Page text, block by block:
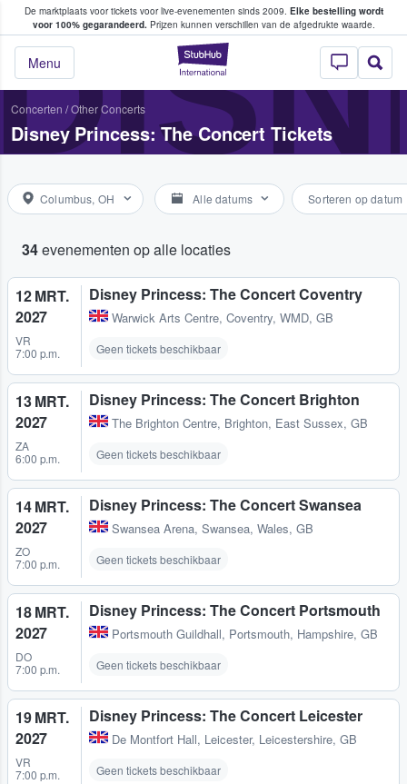
De marktplaats voor tickets voor live-evenementen sinds 2009. Elke bestelling wordt
voor 100% gegarandeerd.Prijzen kunnen verschillen van de afgedrukte waarde.
StubHub: waar
Menu
tickets kopen en verkopen
Concerten /Other Concerts
Disney Princess: The Concert Tickets
Columbus, OH Alle datums Sorteren op datum
34evenementen op alle locaties
12 MRT.
2027
VR
7:00 p.m.
Disney Princess: The Concert Coventry
Warwick Arts Centre, Coventry, WMD, GB
Geen tickets beschikbaar
13 MRT.
2027
ZA
6:00 p.m.
Disney Princess: The Concert Brighton
The Brighton Centre, Brighton, East Sussex, GB
Geen tickets beschikbaar
14 MRT.
2027
ZO
7:00 p.m.
Disney Princess: The Concert Swansea
Swansea Arena, Swansea, Wales, GB
Geen tickets beschikbaar
18 MRT.
2027
DO
7:00 p.m.
Disney Princess: The Concert Portsmouth
Portsmouth Guildhall, Portsmouth, Hampshire, GB
Geen tickets beschikbaar
19 MRT.
2027
VR
7:00 p.m.
Disney Princess: The Concert Leicester
De Montfort Hall, Leicester, Leicestershire, GB
Geen tickets beschikbaar